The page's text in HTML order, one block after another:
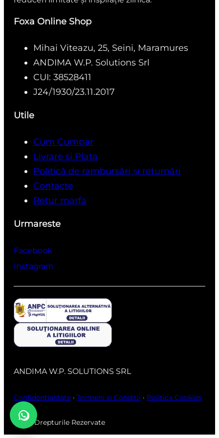
Foxa Online Shop
Mihai Viteazu, 25, Seini, Maramures
ANDIMA W.P. Solutions Srl
CUI: 38528411
J24/1930/23.11.2017
Utile
Cum Cumpar
Livrare si Plata
Politică de rambursări și returnări
Contacte
Retur marfa
Urmareste
Facebook
Instagram
ANDIMA W.P. SOLUTIONS SRL
Confidentialitate · Termeni si Conditii · Politica Cookies
Toate Drepturile Rezervate